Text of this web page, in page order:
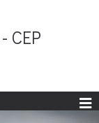
CEP